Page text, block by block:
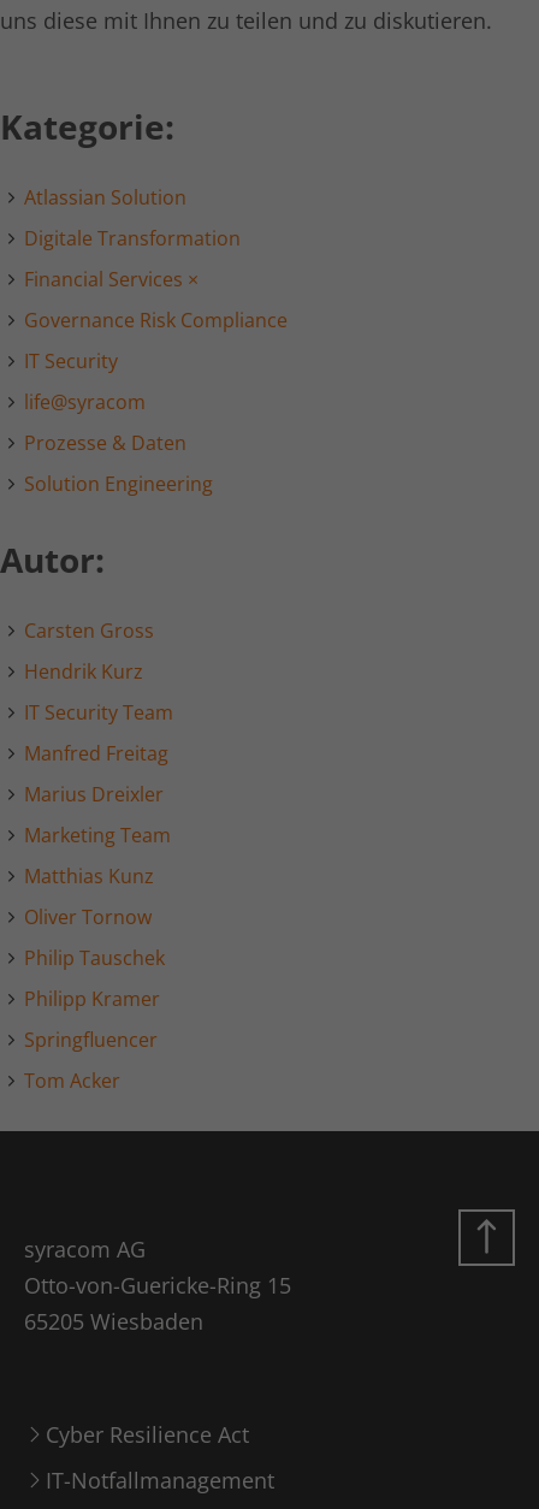
uns diese mit Ihnen zu teilen und zu diskutieren.
Kategorie:
Atlassian Solution
Digitale Transformation
Financial Services ×
Governance Risk Compliance
IT Security
life@syracom
Prozesse & Daten
Solution Engineering
Autor:
Carsten Gross
Hendrik Kurz
IT Security Team
Manfred Freitag
Marius Dreixler
Marketing Team
Matthias Kunz
Oliver Tornow
Philip Tauschek
Philipp Kramer
Springfluencer
Tom Acker
syracom AG
Otto-von-Guericke-Ring 15
65205 Wiesbaden
Cyber Resilience Act
IT-Notfallmanagement